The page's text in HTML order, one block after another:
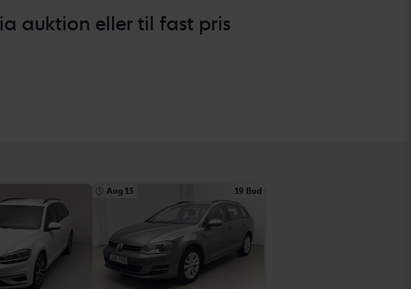
auktion eller til fast pris
Aug 13 19 Bud